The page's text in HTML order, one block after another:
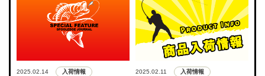
2025.02.14 入荷情報 2025.02.11 入荷情報